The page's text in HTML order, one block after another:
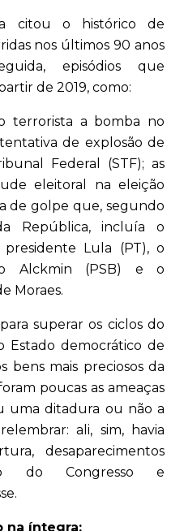
citou o histórico de
nos últimos 90 anos
episódios que
de 2019, como:
terrorista a bomba no
de explosão de
Federal (STF); as
eleitoral na eleição
de golpe que, segundo
República, incluía o
presidente Lula (PT), o
Alckmin (PSB) e o
Moraes.
superar os ciclos do
Estado democrático de
mais preciosos da
poucas as ameaças
uma ditadura ou não a
ali, sim, havia
desaparecimentos
do Congresso e
na íntegra: